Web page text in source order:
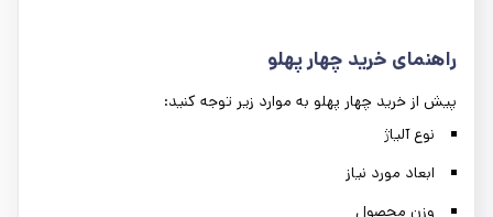
راهنمای خرید چهار پهلو
پیش از خرید چهار پهلو به موارد زیر توجه کنید:
نوع آلیاژ
ابعاد مورد نیاز
وزن محصول